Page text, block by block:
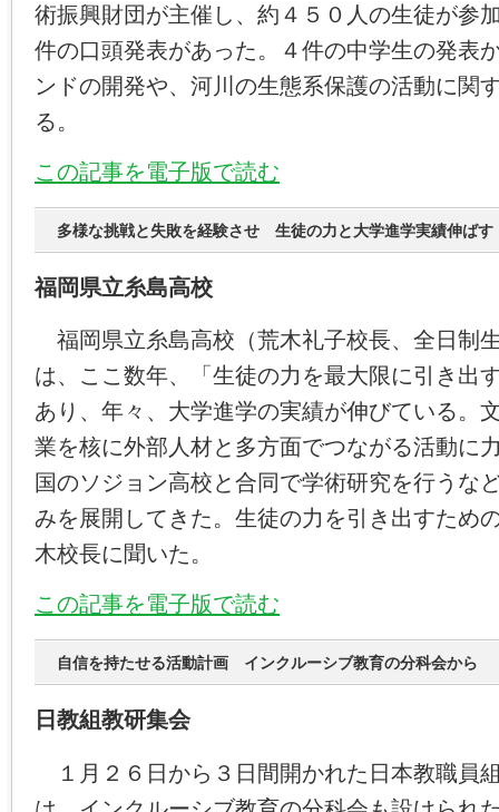
術振興財団が主催し、約４５０人の生徒が参
件の口頭発表があった。４件の中学生の発表
ンドの開発や、河川の生態系保護の活動に関
る。
この記事を電子版で読む
多様な挑戦と失敗を経験させ 生徒の力と大学進学実績伸ばす
福岡県立糸島高校
福岡県立糸島高校（荒木礼子校長、全日制
は、ここ数年、「生徒の力を最大限に引き出
あり、年々、大学進学の実績が伸びている。
業を核に外部人材と多方面でつながる活動に
国のソジョン高校と合同で学術研究を行うな
みを展開してきた。生徒の力を引き出すため
木校長に聞いた。
この記事を電子版で読む
自信を持たせる活動計画 インクルーシブ教育の分科会から
日教組教研集会
１月２６日から３日間開かれた日本教職員